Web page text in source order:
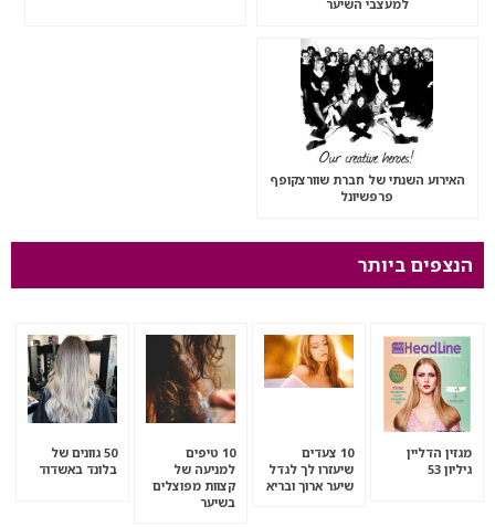
למעצבי השיער
האירוע השנתי של חברת שוורצקופף
פרפשיונל
הנצפים ביותר
מגזין הדליין
גיליון 53
10 צעדים
שיעזרו לך לגדל
שיער ארוך ובריא
10 טיפים
למניעה של
קצוות מפוצלים
בשיער
50 גוונים של
בלונד באשדוד